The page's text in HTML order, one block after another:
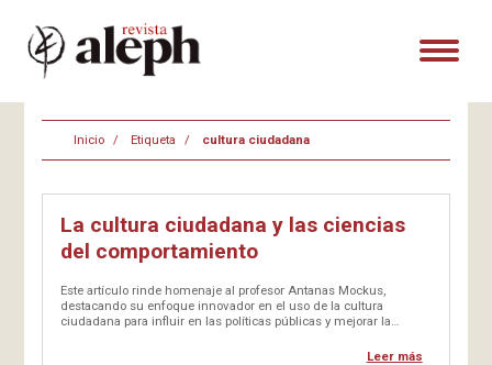
Inicio Etiqueta cultura ciudadana
La cultura ciudadana y las ciencias
del comportamiento
Este artículo rinde homenaje al profesor Antanas Mockus,
destacando su enfoque innovador en el uso de la cultura
ciudadana para influir en las políticas públicas y mejorar la
formales, el orden social se soporta también en normas sociales
Leer más